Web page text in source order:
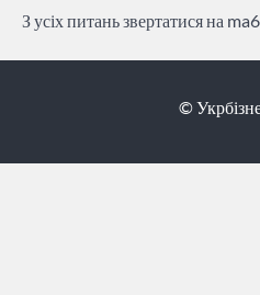
З усіх питань звертатися на
©